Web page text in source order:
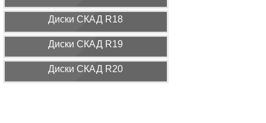
Диcки СКАД R18
Диcки СКАД R19
Диcки СКАД R20